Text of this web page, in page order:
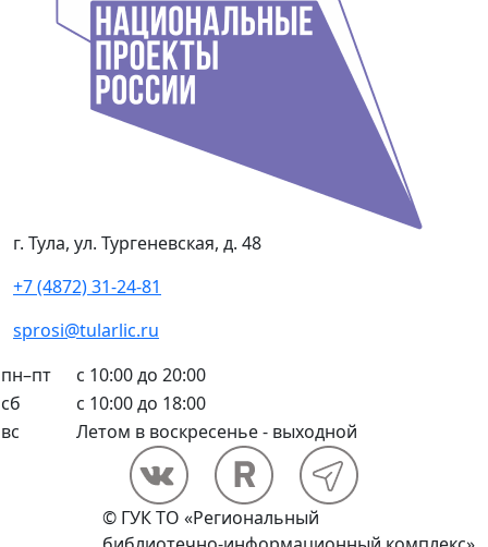
г. Тула, ул. Тургеневская, д. 48
+7 (4872) 31-24-81
sprosi@tularlic.ru
пн–пт
с 10:00 до 20:00
сб
с 10:00 до 18:00
вс
Летом в воскресенье - выходной
© ГУК ТО «Региональный